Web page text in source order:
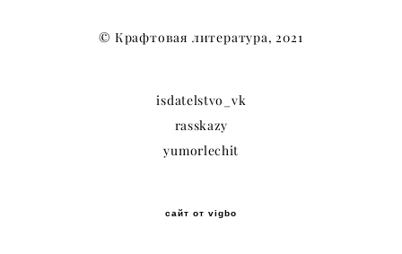
© Крафтовая литература, 2021
isdatelstvo_vk
rasskazy
yumorlechit
сайт от vigbo